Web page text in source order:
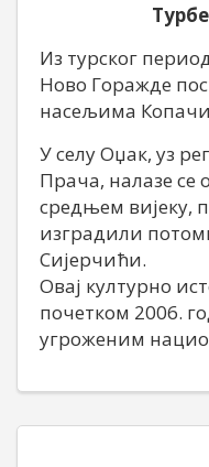
Из турског
Ново Горажде
насељима
У селу Оџак, уз
Прача, налазе се
средњем вијеку,
изградили
Сијерчићи.
Овај културно
почетком 2006.
угроженим